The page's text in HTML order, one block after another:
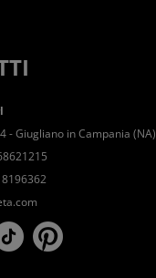
- Giugliano in Campania (NA)